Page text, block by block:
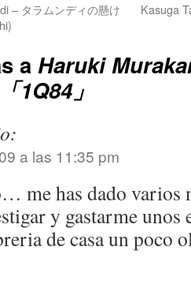
– タラムンディの懸け
Kasuga
a Haruki
1Q84」
a las 11:35 pm
me has dado varios
y gastarme unos
de casa un poco